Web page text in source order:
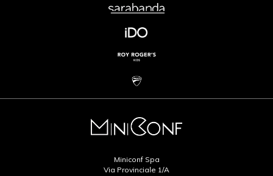
Miniconf Spa
Via Provinciale 1/A